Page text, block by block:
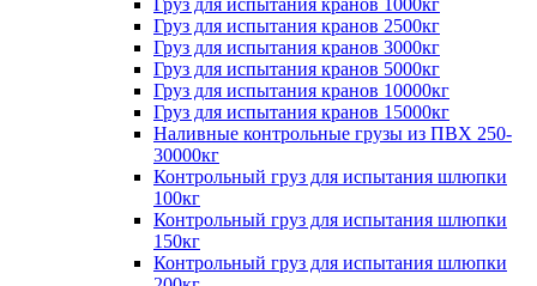
Груз для испытания кранов 1000кг
Груз для испытания кранов 2500кг
Груз для испытания кранов 3000кг
Груз для испытания кранов 5000кг
Груз для испытания кранов 10000кг
Груз для испытания кранов 15000кг
Наливные контрольные грузы из ПВХ 250-
30000кг
Контрольный груз для испытания шлюпки
100кг
Контрольный груз для испытания шлюпки
150кг
Контрольный груз для испытания шлюпки